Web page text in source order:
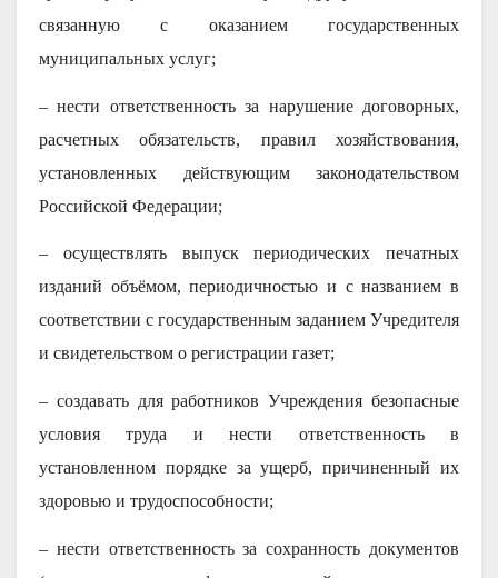
связанную с оказанием государственных
муниципальных услуг;
– нести ответственность за нарушение договорных,
расчетных обязательств, правил хозяйствования,
установленных действующим законодательством
Российской Федерации;
– осуществлять выпуск периодических печатных
изданий объёмом, периодичностью и с названием в
соответствии с государственным заданием Учредителя
и свидетельством о регистрации газет;
– создавать для работников Учреждения безопасные
условия труда и нести ответственность в
установленном порядке за ущерб, причиненный их
здоровью и трудоспособности;
– нести ответственность за сохранность документов